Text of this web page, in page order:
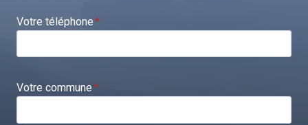
Votre téléphone*
Votre commune*